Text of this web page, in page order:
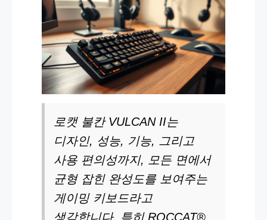
로캣 불칸 VULCAN II는
디자인, 성능, 기능, 그리고
사용 편의성까지, 모든 면에서
균형 잡힌 완성도를 보여주는
게이밍 키보드라고
생각합니다. 특히 ROCCAT®